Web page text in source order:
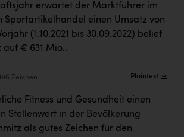
GmbH
erwartet der Marktführer im
Sportartikelhandel einen Umsatz von
(1.10.2021 bis 30.09.2022) belief
auf € 631 Mio..
Zeichen Plaintext
Fitness und Gesundheit einen
Stellenwert in der Bevölkerung
als gutes Zeichen für den